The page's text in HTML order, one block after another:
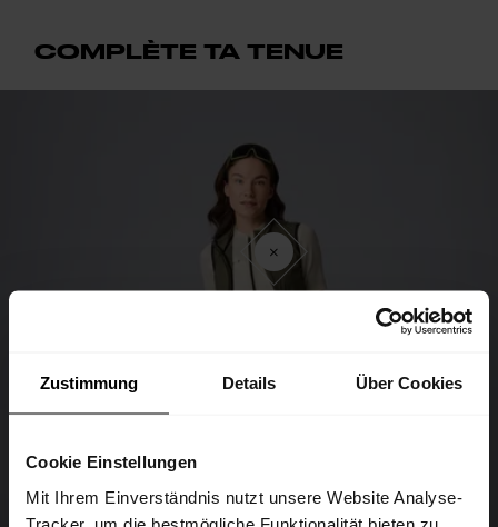
Zustimmung Details Über Cookies
Cookie Einstellungen
Mit Ihrem Einverständnis nutzt unsere Website Analyse-
Tracker, um die bestmögliche Funktionalität bieten zu
COMPLÈTE TA TENUE